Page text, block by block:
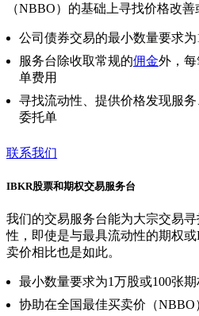
（NBBO）的基础上寻找价格改善
公司债券交易的最小数量要求为
服务台除收取常规的佣金外，
单费用
寻找流动性、提供价格发现服
委托单
联系我们
IBKR股票和期权交易服务台
我们的交易服务台能为大宗交易
性，即使是与最具流动性的期权
卖价相比也是如此。
最小数量要求为1万股或100张
协助在全国最佳买卖价（